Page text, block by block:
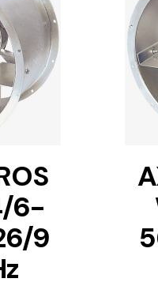
6-
9